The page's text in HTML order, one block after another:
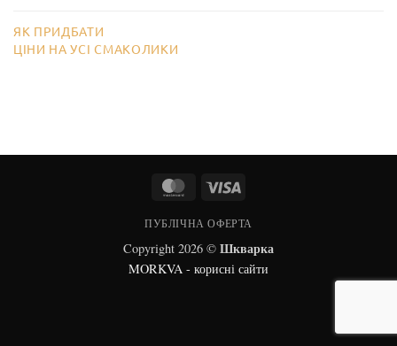
ЯК ПРИДБАТИ
ЦІНИ НА УСІ СМАКОЛИКИ
MasterCard
ПУБЛІЧНА ОФЕРТА
Copyright 2026 © Шкварка
MORKVA - корисні сайти